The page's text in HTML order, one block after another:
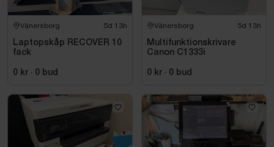
Vänersborg 5d 13h
Laptopskåp RECOVER 10
fack
0 kr · 0 bud
Vänersborg 5d 13h
Multifunktionskrivare
Canon C1333i
0 kr · 0 bud